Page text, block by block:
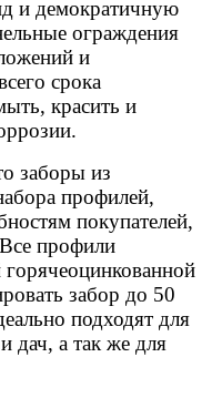
и демократичную
ограждения
и
срока
красить и
заборы из
профилей,
покупателей,
профили
забор до 50
подходят для
дач, а так же для